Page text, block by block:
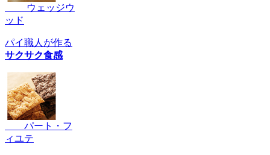
ウェッジウ
ッド
パイ職人が作る
サクサク食感
パート・フ
ィユテ